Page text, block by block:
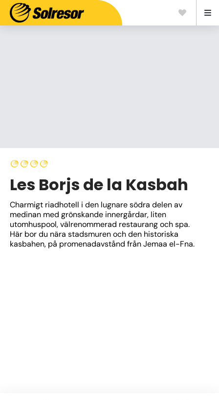
Les Borjs de la Kasbah
Charmigt riadhotell i den lugnare södra delen av
medinan med grönskande innergårdar, liten
utomhuspool, välrenommerad restaurang och spa.
Här bor du nära stadsmuren och den historiska
kasbahen, på promenadavstånd från Jemaa el-Fna.